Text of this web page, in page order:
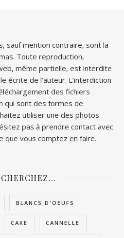
sauf mention contraire, sont la
Toute reproduction,
même partielle, est interdite
écrite de l’auteur. L’interdiction
des fichiers
qui sont des formes de
utiliser une des photos
pas à prendre contact avec
que vous comptez en faire.
BLANCS D'OEUFS
CAKE CANNELLE